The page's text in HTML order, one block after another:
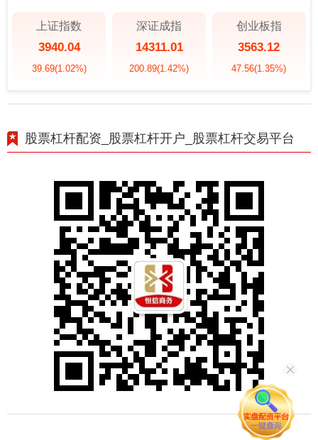
上证指数
3940.04
39.69(1.02%)
深证成指
14311.01
200.89(1.42%)
创业板指
3563.12
47.56(1.35%)
股票杠杆配资_股票杠杆开户_股票杠杆交易平台